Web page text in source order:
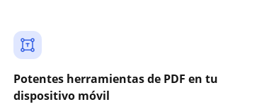
Potentes herramientas de PDF en tu
dispositivo móvil